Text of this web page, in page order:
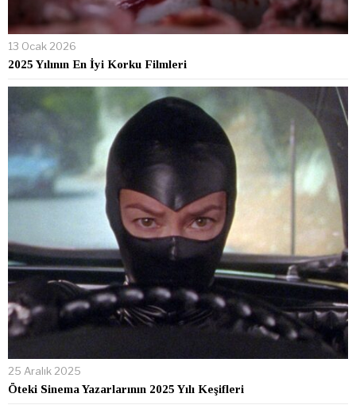
13 Ocak 2026
2025 Yılının En İyi Korku Filmleri
25 Aralık 2025
Öteki Sinema Yazarlarının 2025 Yılı Keşifleri